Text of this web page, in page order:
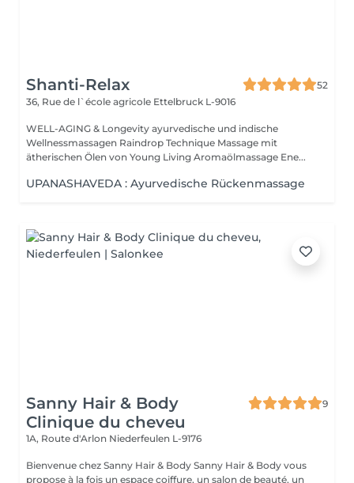
Shanti-Relax
52
36, Rue de l`école agricole Ettelbruck L-9016
WELL-AGING & Longevity ayurvedische und indische
Wellnessmassagen Raindrop Technique Massage mit
ätherischen Ölen von Young Living Aromaölmassage Ene...
UPANASHAVEDA : Ayurvedische Rückenmassage
Sanny Hair & Body
Clinique du cheveu
9
1A, Route d'Arlon Niederfeulen L-9176
Bienvenue chez Sanny Hair & Body Sanny Hair & Body vous
propose à la fois un espace coiffure, un salon de beauté, un